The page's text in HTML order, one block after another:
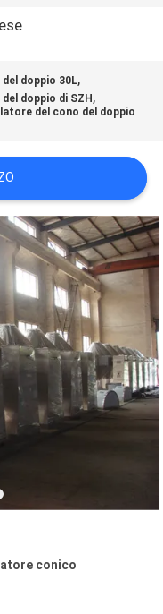
doppio 30L,
doppio di SZH ,
del cono del doppio
conico